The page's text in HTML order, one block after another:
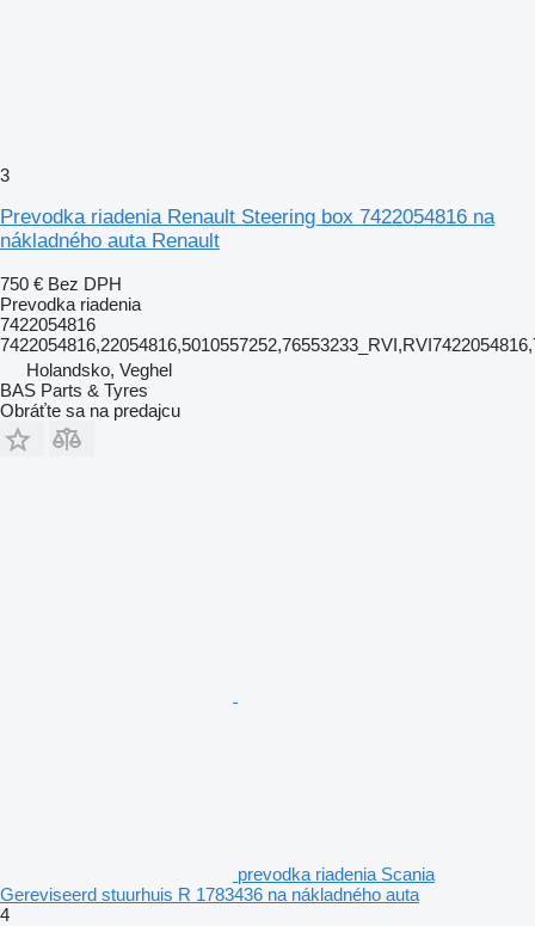
3
Prevodka riadenia Renault Steering box 7422054816 na
nákladného auta Renault
750 € Bez DPH
Prevodka riadenia
7422054816
Holandsko, Veghel
BAS Parts & Tyres
Obráťte sa na predajcu
prevodka riadenia Scania
Gereviseerd stuurhuis R 1783436 na nákladného auta
4